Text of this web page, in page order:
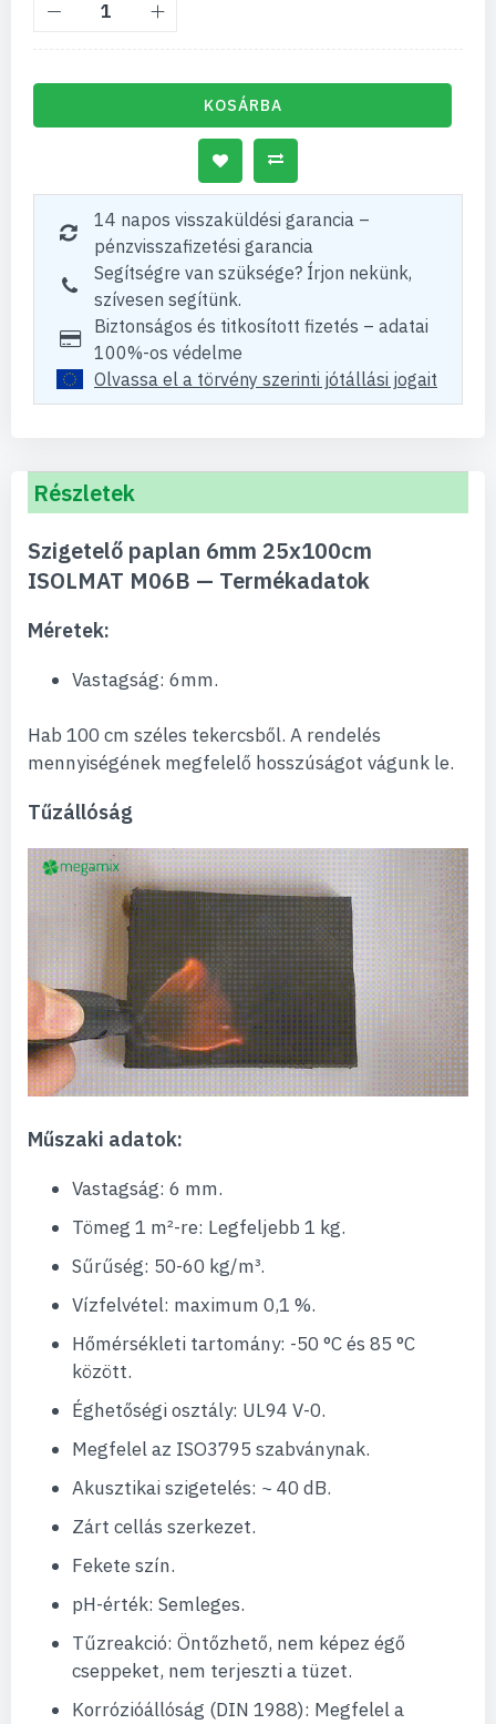
KOSÁRBA
14 napos visszaküldési garancia –
pénzvisszafizetési garancia
Segítségre van szüksége? Írjon nekünk,
szívesen segítünk.
Biztonságos és titkosított fizetés – adatai
100%-os védelme
Olvassa el a törvény szerinti jótállási jogait
Részletek
Szigetelő paplan 6mm 25x100cm
ISOLMAT M06B — Termékadatok
Méretek:
Vastagság: 6mm.
Hab 100 cm széles tekercsből. A rendelés
mennyiségének megfelelő hosszúságot vágunk le.
Tűzállóság
Műszaki adatok:
Vastagság: 6 mm.
Tömeg 1 m²-re: Legfeljebb 1 kg.
Sűrűség: 50-60 kg/m³.
Vízfelvétel: maximum 0,1 %.
Hőmérsékleti tartomány: -50 °C és 85 °C
között.
Éghetőségi osztály: UL94 V-0.
Megfelel az ISO3795 szabványnak.
Akusztikai szigetelés: ~ 40 dB.
Zárt cellás szerkezet.
Fekete szín.
pH-érték: Semleges.
Tűzreakció: Öntőzhető, nem képez égő
cseppeket, nem terjeszti a tüzet.
Korrózióállóság (DIN 1988): Megfelel a